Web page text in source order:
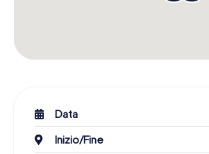
Data
Inizio/Fine